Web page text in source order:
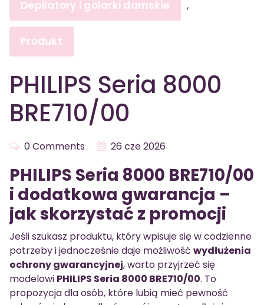
Depilatory i golarki damskie ,
Produkt
PHILIPS Seria 8000
BRE710/00
0 Comments 26 cze 2026
PHILIPS Seria 8000 BRE710/00
i dodatkowa gwarancja –
jak skorzystać z promocji
Jeśli szukasz produktu, który wpisuje się w codzienne
potrzeby i jednocześnie daje możliwość wydłużenia
ochrony gwarancyjnej, warto przyjrzeć się
modelowi PHILIPS Seria 8000 BRE710/00. To
propozycja dla osób, które lubią mieć pewność